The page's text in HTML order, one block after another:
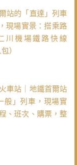
站的「直達」列車
現場實景：搭乘路
川機場鐵路快線
）
車站｜地鐵首爾站
般」列車，現場實
、班次、購票，整